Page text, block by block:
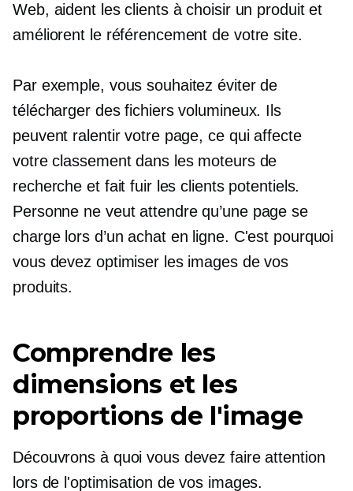
Web, aident les clients à choisir un produit et
améliorent le référencement de votre site.
Par exemple, vous souhaitez éviter de
télécharger des fichiers volumineux. Ils
peuvent ralentir votre page, ce qui affecte
votre classement dans les moteurs de
recherche et fait fuir les clients potentiels.
Personne ne veut attendre qu’une page se
charge lors d’un achat en ligne. C'est pourquoi
vous devez optimiser les images de vos
produits.
Comprendre les
dimensions et les
proportions de l'image
Découvrons à quoi vous devez faire attention
lors de l'optimisation de vos images.